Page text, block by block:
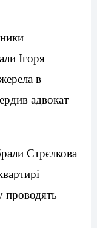
Ігоря
в
адвокат
Стрєлкова
проводять